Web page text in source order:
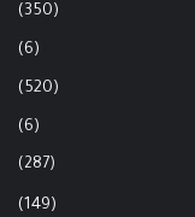
(350)
(6)
(520)
(6)
(287)
(149)